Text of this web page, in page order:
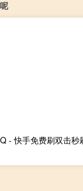
- 快手免费刷双击